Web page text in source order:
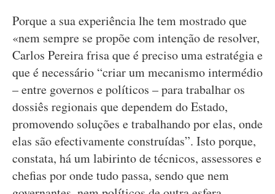
Porque a sua experiência lhe tem mostrado que
«nem sempre se propõe com intenção de resolver,
Carlos Pereira frisa que é preciso uma estratégia e
que é necessário “criar um mecanismo intermédio
– entre governos e políticos – para trabalhar os
dossiês regionais que dependem do Estado,
promovendo soluções e trabalhando por elas, onde
elas são efectivamente construídas”. Isto porque,
constata, há um labirinto de técnicos, assessores e
chefias por onde tudo passa, sendo que nem